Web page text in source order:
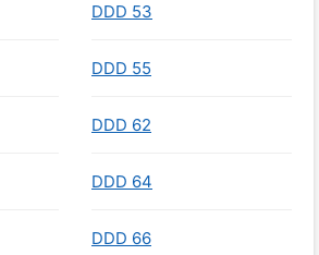
DDD 53
DDD 55
DDD 62
DDD 64
DDD 66